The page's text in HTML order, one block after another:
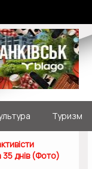
Туризм
35 днів (Фото)